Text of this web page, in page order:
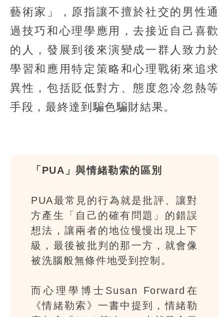
藝術家」，原指讓不擅於社交的男性通
過技巧和心理學應用，去接近自己喜歡
的人，發展到後來演變成一群人致力於
學習和應用特定策略和心理戰術來追求
異性，包括貶低對方、態度忽冷忽熱等
手段，最終達到騙色騙財結果。
「PUA」與情緒勒索的區別
PUA最常見的行為就是批評、讓對
方產生「自己的確有問題」的錯誤
想法，讓兩者的地位慢慢出現上下
級，最後被批判的那一方，就會像
被洗腦般無條件地受到控制。
而心理學博士Susan Forward在
《情緒勒索》一書中提到，情緒勒